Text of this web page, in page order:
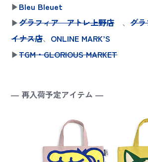
▶Bleu Bleuet
▶グラフィア アトレ上野店、グ
イナス店、 ONLINE MARK’S
▶TGM・GLORIOUS MARKET
― 再入荷予定アイテム ―